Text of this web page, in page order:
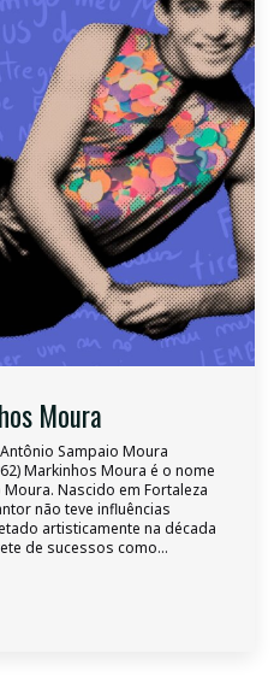
Moura
Sampaio Moura
Markinhos Moura é o nome
Nascido em Fortaleza
não teve influências
artisticamente na década
de sucessos como…